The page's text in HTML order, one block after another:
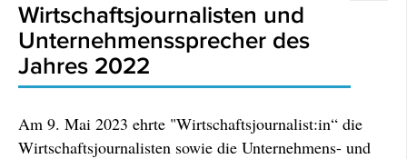
Wirtschaftsjournalisten und
Unternehmenssprecher des
Jahres 2022
Am 9. Mai 2023 ehrte "Wirtschaftsjournalist:in“ die
Wirtschaftsjournalisten sowie die Unternehmens- und